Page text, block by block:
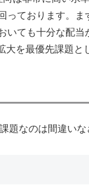
っております。ま
いても十分な配当
大を最優先課題と
題なのは間違いな